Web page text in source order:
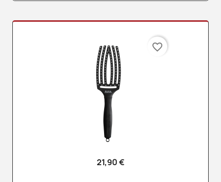
21,90 €
favorite_border